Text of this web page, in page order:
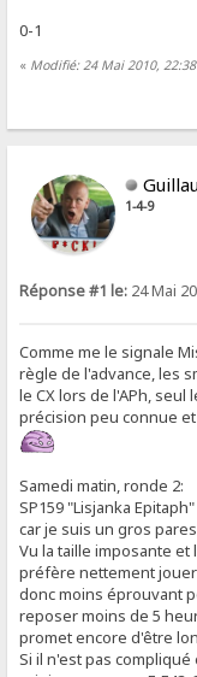
0-1
« Modifié: 24 Mai 2010,
1-4-9
Réponse #1 le: 24 Mai
Comme me le signale
règle de l'advance, les
le CX lors de l'APh, seul
précision peu connue
Samedi matin, ronde 2:
SP159 "Lisjanka
car je suis un gros
Vu la taille imposante
préfère nettement
donc moins éprouvant
reposer moins de 5
promet encore d'être
Si il n'est pas compliqué